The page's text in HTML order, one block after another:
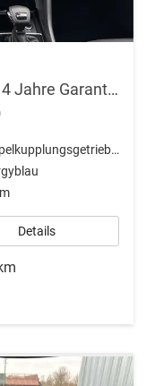
Selection 1.5 TSI 150 PS DSG 4 Jahre Garantie-Keyless Start-AppleCarPlay-AndroidAuto-Sunset-Tempomat-2-Zonen-Klima-16''Alu
Doppelkupplungsgetriebe (DSG)
Details